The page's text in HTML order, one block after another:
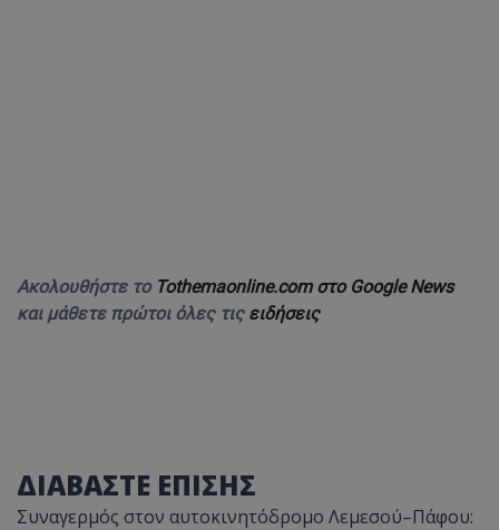
Ακολουθήστε το Tothemaonline.com στο Google News
και μάθετε πρώτοι όλες τις ειδήσεις
ΔΙΑΒΑΣΤΕ ΕΠΙΣΗΣ
Συναγερμός στον αυτοκινητόδρομο Λεμεσού–Πάφου: